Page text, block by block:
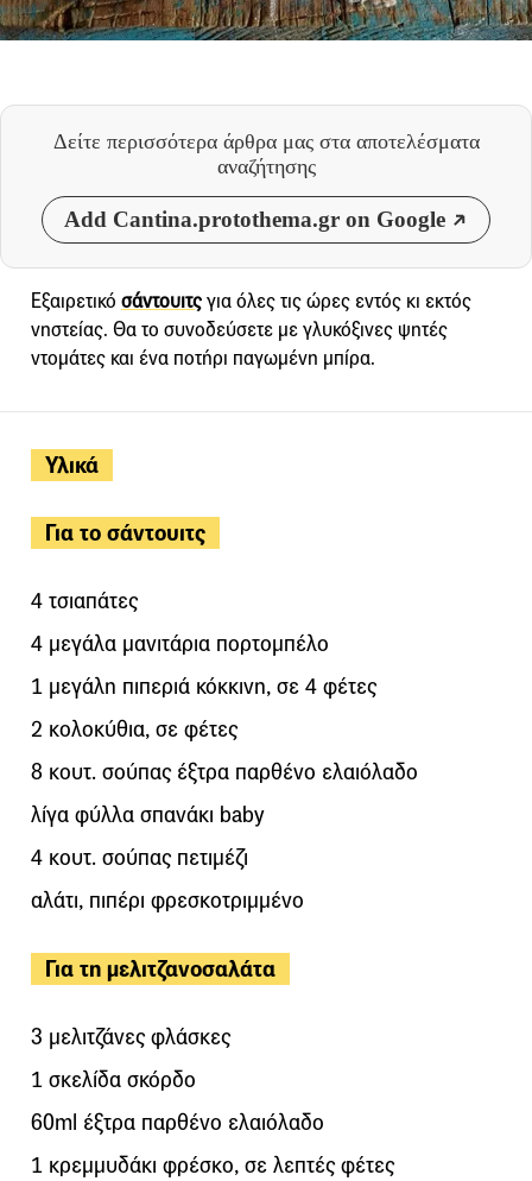
Δείτε περισσότερα άρθρα μας στα αποτελέσματα
αναζήτησης
Add Cantina.protothema.gr on Google
Υλικά
Για το σάντουιτς
4 τσιαπάτες
4 μεγάλα μανιτάρια πορτομπέλο
1 μεγάλη πιπεριά κόκκινη, σε 4 φέτες
2 κολοκύθια, σε φέτες
8 κουτ. σούπας έξτρα παρθένο ελαιόλαδο
λίγα φύλλα σπανάκι baby
4 κουτ. σούπας πετιμέζι
αλάτι, πιπέρι φρεσκοτριμμένο
Για τη μελιτζανοσαλάτα
3 μελιτζάνες φλάσκες
1 σκελίδα σκόρδο
60ml έξτρα παρθένο ελαιόλαδο
1 κρεμμυδάκι φρέσκο, σε λεπτές φέτες
Εξαιρετικό σάντουιτςγια όλες τις ώρες εντός κι εκτός
νηστείας. Θα το συνοδεύσετε με γλυκόξινες ψητές
ντομάτες και ένα ποτήρι παγωμένη μπίρα.